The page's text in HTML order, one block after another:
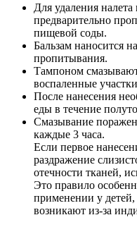
Для удаления
предварительно
пищевой соды.
Бальзам наносится
пропитывания.
Тампоном
воспаленные
После нанесения
еды в течение
Смазывание
каждые 3 часа.
Если первое
раздражение
отечности тканей,
Это правило
применении у
возникают из-за